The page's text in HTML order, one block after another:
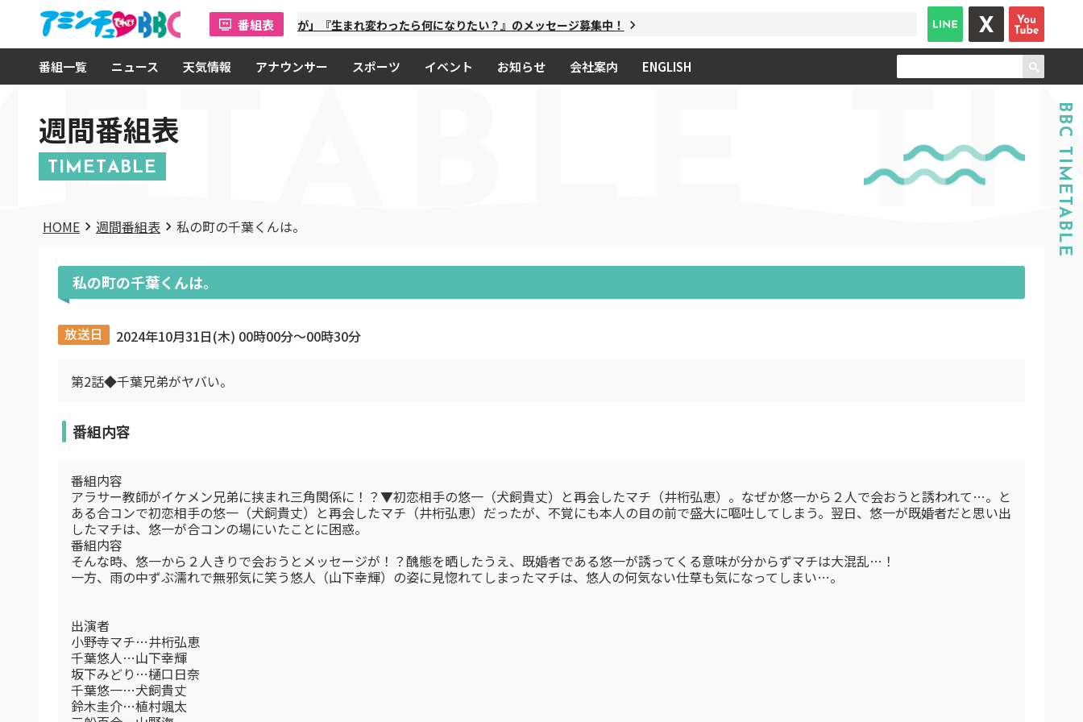
番組表
番組一覧 ニュース 天気情報 アナウンサー スポーツ イベント お知らせ 会社案内 ENGLISH
「金曜オモロしが」『生まれ変わったら何になりたい？』のメッセージ募集中！
週間番組表
TIMETABLE BBC TIMETABLE
HOME 週間番組表 私の町の千葉くんは。
私の町の千葉くんは。
放送日 2024年10月31日(木) 00時00分〜00時30分
第2話◆千葉兄弟がヤバい。
番組内容
番組内容
アラサー教師がイケメン兄弟に挟まれ三角関係に！？▼初恋相手の悠一（犬飼貴丈）と再会したマチ（井桁弘恵）。なぜか悠一から２人で会おうと誘われて…。と
ある合コンで初恋相手の悠一（犬飼貴丈）と再会したマチ（井桁弘恵）だったが、不覚にも本人の目の前で盛大に嘔吐してしまう。翌日、悠一が既婚者だと思い出
したマチは、悠一が合コンの場にいたことに困惑。
番組内容
そんな時、悠一から２人きりで会おうとメッセージが！？醜態を晒したうえ、既婚者である悠一が誘ってくる意味が分からずマチは大混乱…！
一方、雨の中ずぶ濡れで無邪気に笑う悠人（山下幸輝）の姿に見惚れてしまったマチは、悠人の何気ない仕草も気になってしまい…。
出演者
小野寺マチ…井桁弘恵
千葉悠人…山下幸輝
坂下みどり…樋口日奈
千葉悠一…犬飼貴丈
鈴木圭介…植村颯太